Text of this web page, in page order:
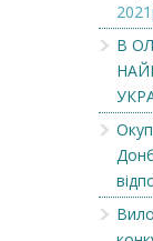
В